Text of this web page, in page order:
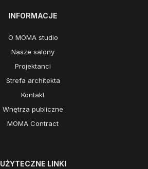
INFORMACJE
O MOMA studio
Nasze salony
Projektanci
Strefa architekta
Kontakt
Wnętrza publiczne
MOMA Contract
UŻYTECZNE LINKI